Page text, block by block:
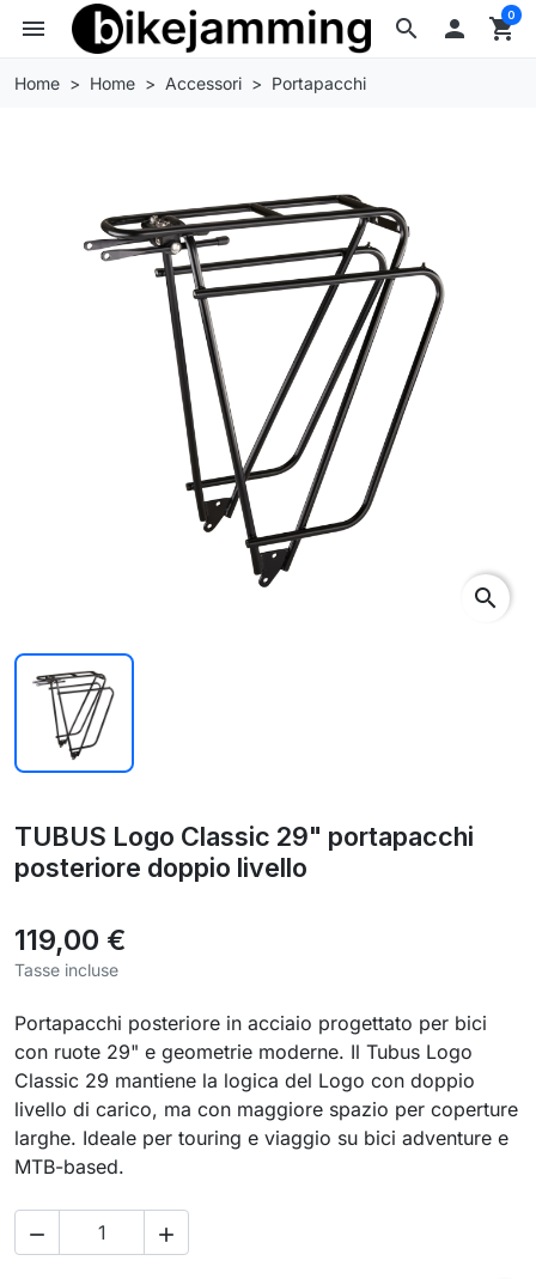
search
menu  shopping_cart
0
Home Home Accessori Portapacchi
search
TUBUS Logo Classic 29" portapacchi
posteriore doppio livello
119,00 €
Tasse incluse
Portapacchi posteriore in acciaio progettato per bici
con ruote 29" e geometrie moderne. Il Tubus Logo
Classic 29 mantiene la logica del Logo con doppio
livello di carico, ma con maggiore spazio per coperture
larghe. Ideale per touring e viaggio su bici adventure e
MTB-based.
 